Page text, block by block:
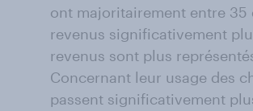
ont majoritairement entre 35
revenus significativement
revenus sont plus
Concernant leur usage des
passent significativement